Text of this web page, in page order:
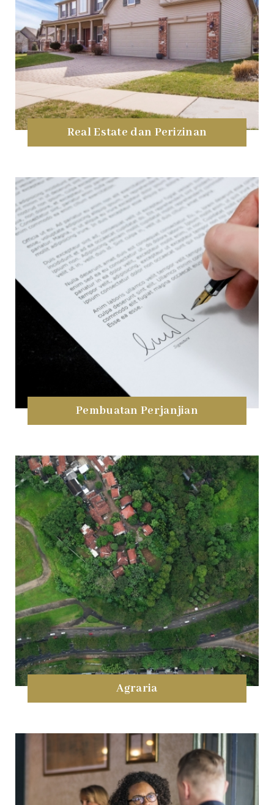
Real Estate dan Perizinan
Pembuatan Perjanjian
Agraria